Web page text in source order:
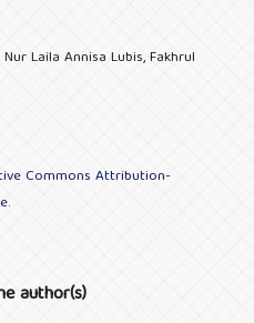
Laila Annisa Lubis, Fakhrul
Commons Attribution-
.
author(s)